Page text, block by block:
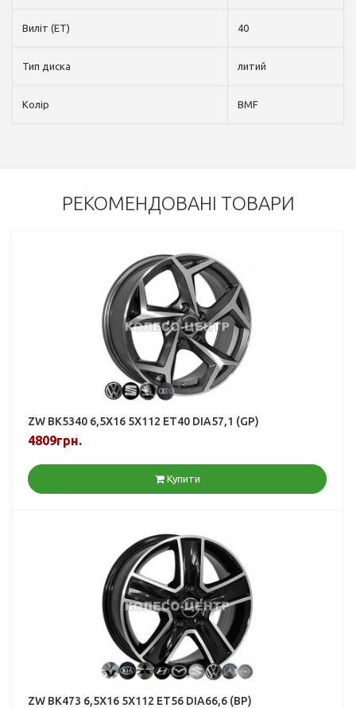
Виліт (ET) 40
Тип диска литий
Колір BMF
РЕКОМЕНДОВАНІ ТОВАРИ
ZW BK5340 6,5X16 5X112 ET40 DIA57,1 (GP)
4809грн.
Купити
ZW BK473 6,5X16 5X112 ET56 DIA66,6 (BP)